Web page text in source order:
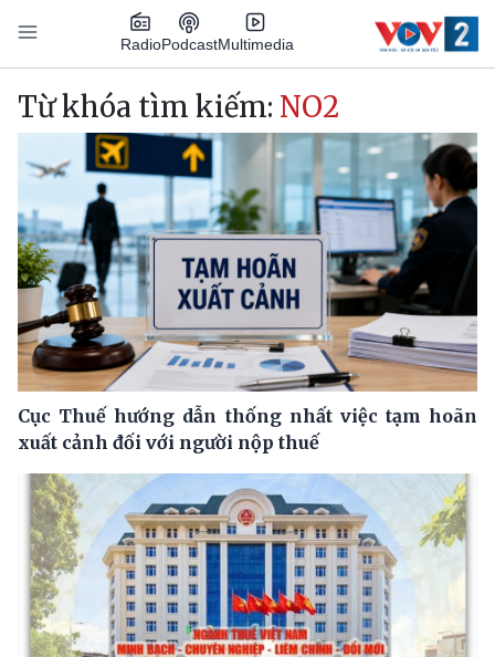
Nhảy đến nội dung
RadioPodcastMultimedia
Main navigation
Từ khóa tìm kiếm: NO2
Cục Thuế hướng dẫn thống nhất việc tạm hoãn
xuất cảnh đối với người nộp thuế